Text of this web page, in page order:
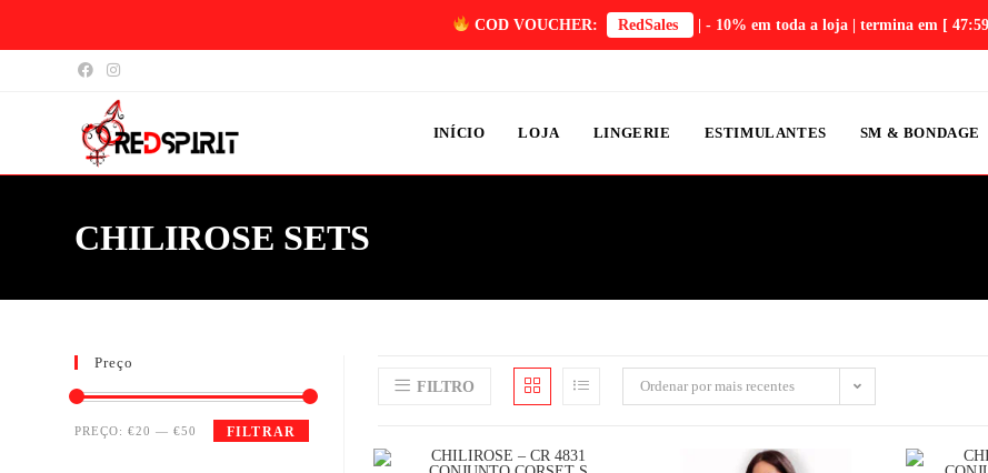
COD VOUCHER: RedSales | - 10% em toda a loja | termina em [
INÍCIO LOJA LINGERIE ESTIMULANTES SM & BONDAGE
CHILIROSE SETS
FILTRO Ordenar por mais recentes
Preço
FILTRAR
PREÇO:€20 —€50